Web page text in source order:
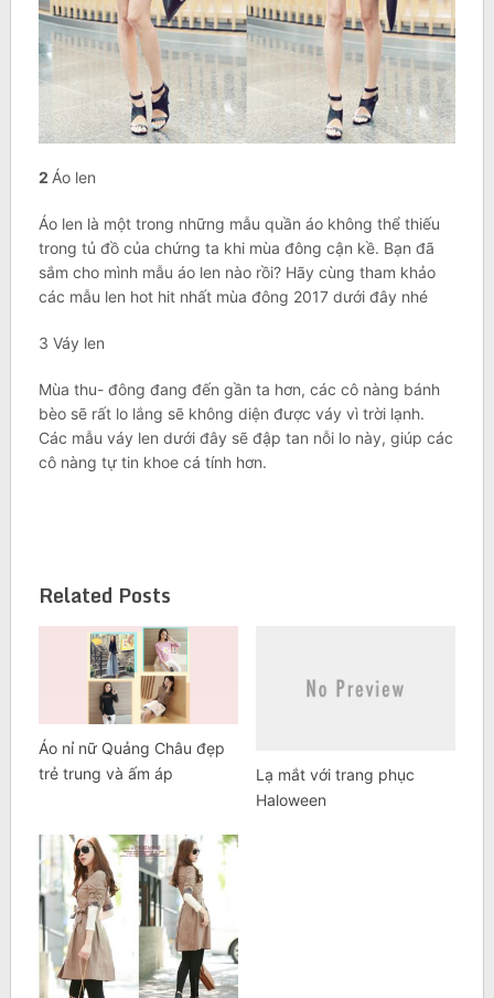
2 Áo len
Áo len là một trong những mẫu quần áo không thể thiếu
trong tủ đồ của chứng ta khi mùa đông cận kề. Bạn đã
sắm cho mình mẫu áo len nào rồi? Hãy cùng tham khảo
các mẫu len hot hit nhất mùa đông 2017 dưới đây nhé
3 Váy len
Mùa thu- đông đang đến gần ta hơn, các cô nàng bánh
bèo sẽ rất lo lắng sẽ không diện được váy vì trời lạnh.
Các mẫu váy len dưới đây sẽ đập tan nỗi lo này, giúp các
cô nàng tự tin khoe cá tính hơn.
Related Posts
Áo nỉ nữ Quảng Châu đẹp
trẻ trung và ấm áp
Lạ mắt với trang phục
Haloween